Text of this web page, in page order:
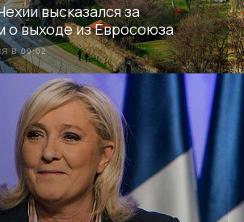
высказался за
выходе из Евросоюза
В 09:02